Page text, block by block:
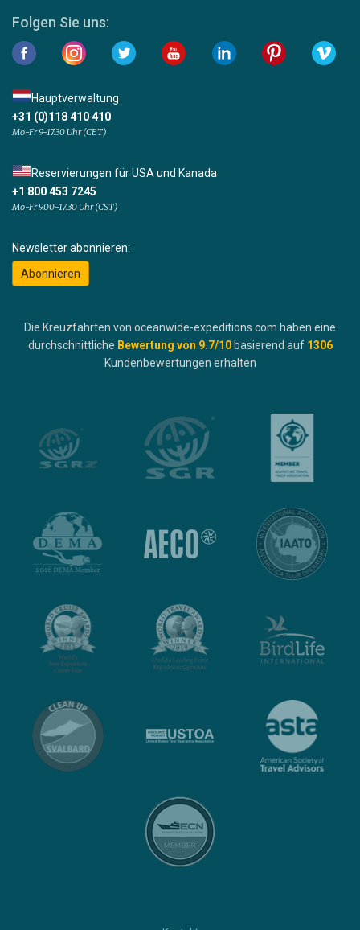
Folgen Sie uns:
Hauptverwaltung
+31 (0)118 410 410
Mo-Fr 9-17:30 Uhr (CET)
Reservierungen für USA und Kanada
+1 800 453 7245
Mo-Fr 9.00-17.30 Uhr (CST)
Newsletter abonnieren:
Abonnieren
Die Kreuzfahrten von oceanwide-expeditions.com haben eine
durchschnittliche Bewertung von 9.7/10 basierend auf 1306
Kundenbewertungen erhalten